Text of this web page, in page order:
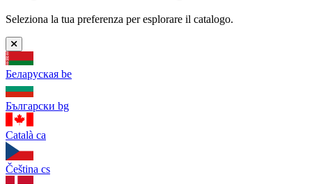
Seleziona la tua preferenza per esplorare il catalogo.
Беларуская be
Български bg
Català ca
Čeština cs